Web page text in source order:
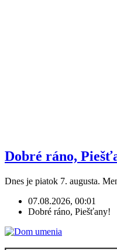
Dobré ráno,
Dnes je piatok 7. augusta.
07.08.2026, 00:01
Dobré ráno, Piešťany!